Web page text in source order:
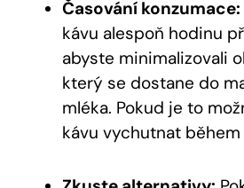
Časování konzumace:
kávu alespoň hodinu
abyste minimalizovali
který se dostane do
mléka. Pokud je to
kávu vychutnat